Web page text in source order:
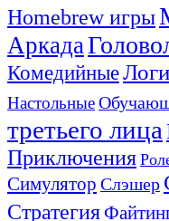
Homebrew игры
Аркада
Комедийные
Настольные
третьего лица
Приключения
Симулятор Слэшер
Стратегия